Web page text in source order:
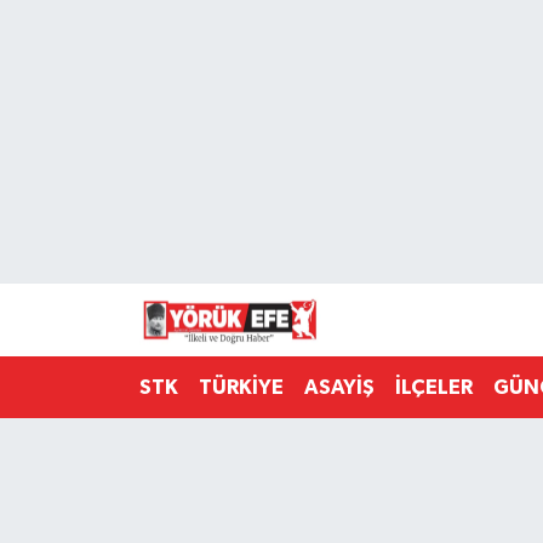
STK TÜRKİYE ASAYİŞ İLÇELER
Süper Lig Puan Durumu ve Fikstür
Tüm Manşetler